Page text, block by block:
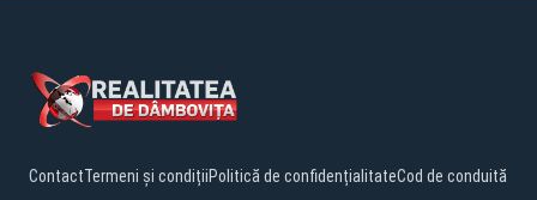
ContactTermeni și condițiiPolitică de confidențialitateCod de conduită